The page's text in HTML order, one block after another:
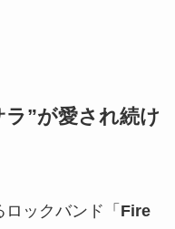
”が愛され続け
ロックバンド「 Fire